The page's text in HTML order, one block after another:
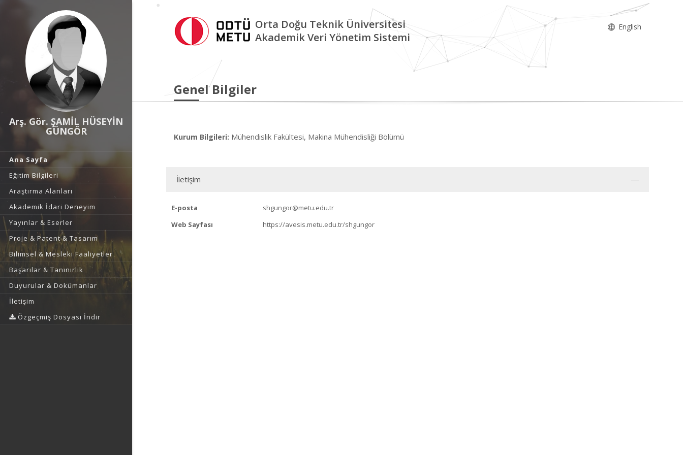
Arş. Gör. ŞAMİL HÜSEYİN
GÜNGÖR
Ana Sayfa
Eğitim Bilgileri
Araştırma Alanları
Akademik İdari Deneyim
Yayınlar & Eserler
Proje & Patent & Tasarım
Bilimsel & Mesleki Faaliyetler
Başarılar & Tanınırlık
Duyurular & Dokümanlar
İletişim
Özgeçmiş Dosyası İndir
Orta Doğu Teknik Üniversitesi
Akademik Veri Yönetim Sistemi
English
Genel Bilgiler
Kurum Bilgileri: Mühendislik Fakültesi, Makina Mühendisliği Bölümü
İletişim
E-posta
shgungor@metu.edu.tr
Web Sayfası
https://avesis.metu.edu.tr/shgungor